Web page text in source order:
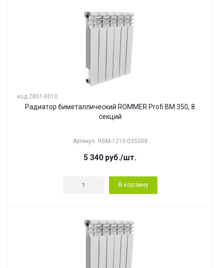
код 2801-0010
Радиатор биметаллический ROMMER Profi BM 350, 8
секций
Артикул: RBM-1210-035008
5 340 руб./шт.
В корзину